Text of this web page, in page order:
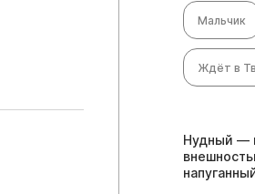
Мальчик
Ждёт в
Нудный —